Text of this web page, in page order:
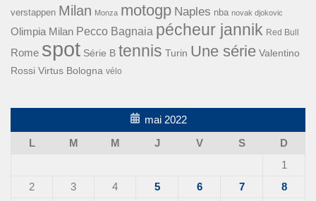
verstappen Milan Monza motogp Naples nba novak djokovic
Olimpia Milan Pecco Bagnaia pécheur jannik Red Bull
Rome spot Série B tennis Turin Une série Valentino
Rossi Virtus Bologna vélo
mai 2022
L
M M J V S
D
1
2
3 4 5 6 7 8